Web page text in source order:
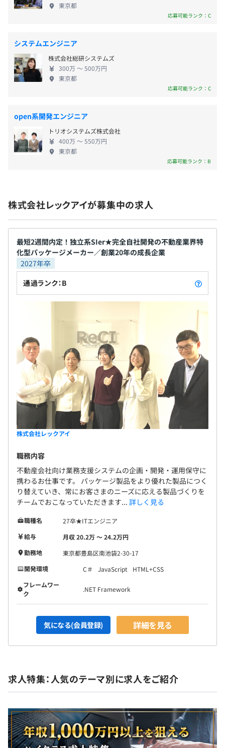
・通勤手当
・技術手当
昇給：年1回（7月）
合〉・厚生年金保険、雇用保険・労災保険）
無期雇用
3カ月（期間中の待遇に差はありません）
東京都
応募可能ランク：C
システムエンジニア
株式会社総研システムズ
300万 〜 500万円
東京都
応募可能ランク：C
open系開発エンジニア
トリオシステムズ株式会社
400万 〜 550万円
東京都
応募可能ランク：B
株式会社レックアイが募集中の求人
最短2週間内定！独立系SIer★完全自社開発の不動産業界特
化型パッケージメーカー／創業20年の成長企業
2027年卒
通過ランク：B
株式会社レックアイ
職務内容
不動産会社向け業務支援システムの企画・開発・運用保守に
携わるお仕事です。 パッケージ製品をより優れた製品につく
り替えていき、常にお客さまのニーズに応える製品づくりを
チームでおこなっていただきます... 詳しく見る
職種名
27卒★ITエンジニア
給与
月収 20.2万 〜 24.2万円
勤務地
東京都豊島区南池袋2-30-17
開発環境
C＃ JavaScript
HTML+CSS
フレームワー
ク
.NET Framework
気になる(会員登録) 詳細を見る
求人特集：人気のテーマ別に求人をご紹介